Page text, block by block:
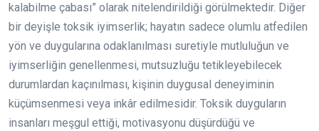
kalabilme çabası” olarak nitelendirildiği görülmektedir. Diğer
bir deyişle toksik iyimserlik; hayatın sadece olumlu atfedilen
yön ve duygularına odaklanılması suretiyle mutluluğun ve
iyimserliğin genellenmesi, mutsuzluğu tetikleyebilecek
durumlardan kaçınılması, kişinin duygusal deneyiminin
küçümsenmesi veya inkâr edilmesidir. Toksik duyguların
insanları meşgul ettiği, motivasyonu düşürdüğü ve